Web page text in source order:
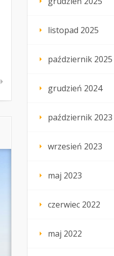
listopad 2025
październik 2025
grudzień 2024
październik 2023
wrzesień 2023
maj 2023
czerwiec 2022
maj 2022